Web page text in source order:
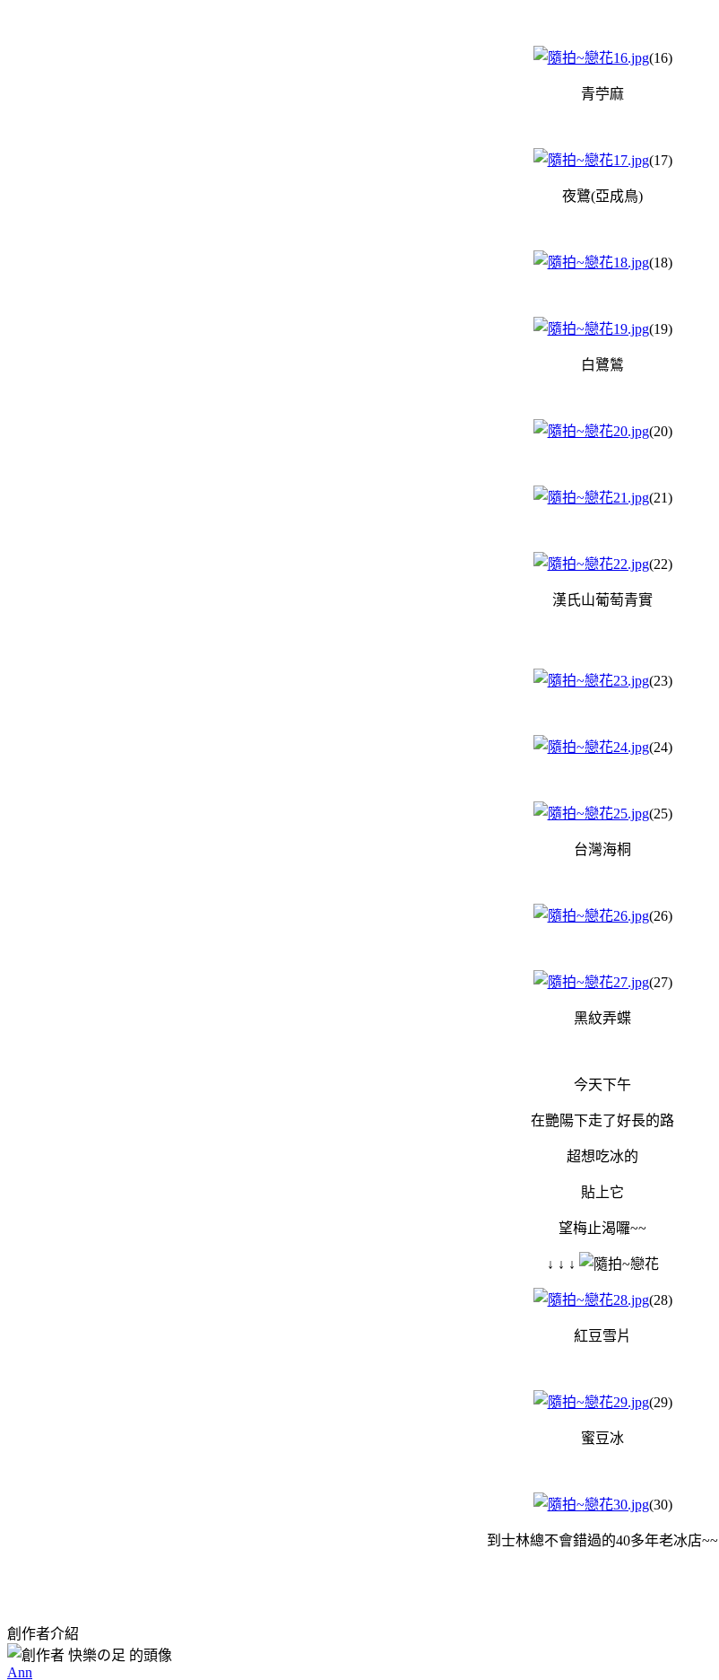
(16)
青苧麻
(17)
夜鷺(亞成鳥)
(18)
(19)
白鷺鷥
(20)
(21)
(22)
漢氏山葡萄青實
(23)
(24)
(25)
台灣海桐
(26)
(27)
黑紋弄蝶
今天下午
在艷陽下走了好長的路
超想吃冰的
貼上它
望梅止渴囉~~
↓ ↓ ↓
(28)
紅豆雪片
(29)
蜜豆冰
(30)
到士林總不會錯過的40多年老冰店~~
創作者介紹
Ann